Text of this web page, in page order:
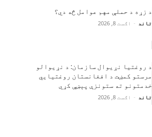
د زړه د حملې مهم عوامل څه دي؟
تاند - اګست 8, 2026
د روغتیا نړیوال سازمان: د نړیوالو
مرستو کمښت د افغانستان روغتیايي
خدمتونو ته ستونزې پېښې کړي
تاند - اګست 8, 2026